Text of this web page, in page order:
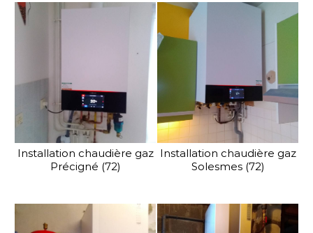
Installation chaudière gaz
Précigné (72)
Installation chaudière gaz
Solesmes (72)